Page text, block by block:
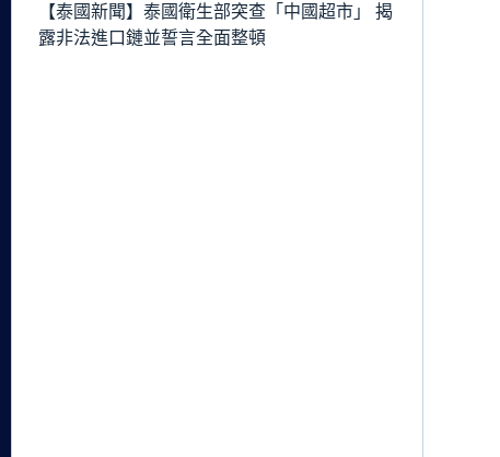
【泰國新聞】泰國衛生部突查「中國超市」 揭
露非法進口鏈並誓言全面整頓